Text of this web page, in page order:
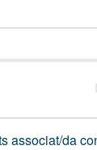
associat/da